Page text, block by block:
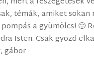
témák, amiket sokan
a gyümölcs! 🙂
Isten. Csak gyözd
gábor